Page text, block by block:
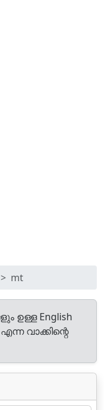
mt
ഉള്ള English
എന്ന വാക്കിന്റെ